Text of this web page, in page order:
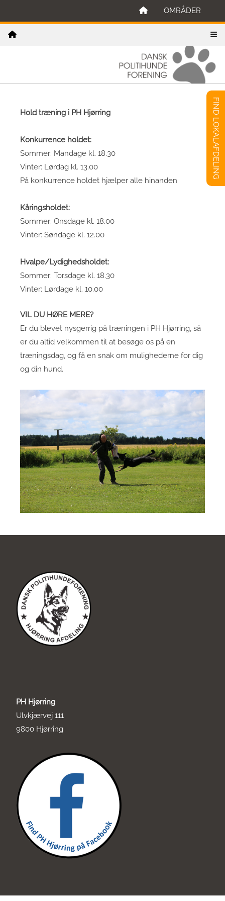
OMRÅDER
Hold træning i PH Hjørring
Konkurrence holdet:
Sommer: Mandage kl. 18.30
Vinter: Lørdag kl. 13.00
På konkurrence holdet hjælper alle hinanden
Kåringsholdet:
Sommer: Onsdage kl. 18.00
Vinter: Søndage kl. 12.00
Hvalpe/Lydighedsholdet:
Sommer: Torsdage kl. 18.30
Vinter: Lørdage kl. 10.00
VIL DU HØRE MERE?
Er du blevet nysgerrig på træningen i PH Hjørring, så
er du altid velkommen til at besøge os på en
træningsdag, og få en snak om mulighederne for dig
og din hund.
PH Hjørring
Ulvkjærvej 111
9800 Hjørring
FIND LOKALAFDELING